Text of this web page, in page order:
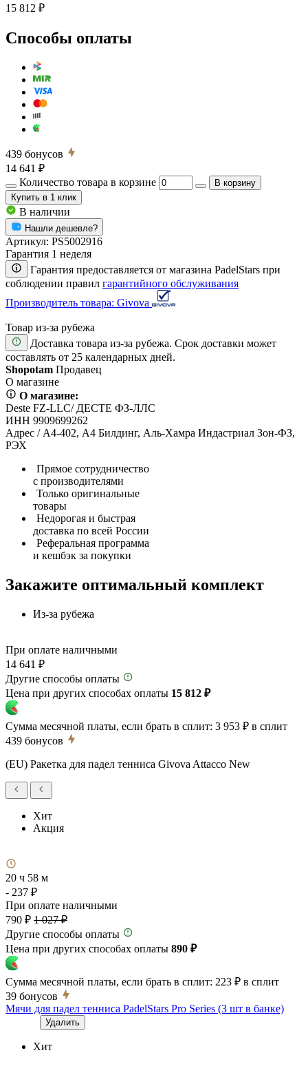
15 812 ₽
Способы оплаты
439 бонусов
14 641 ₽
Количество товара в корзине
В корзину
Купить в 1 клик
В наличии
Нашли дешевле?
Артикул: PS5002916
Гарантия 1 неделя
Гарантия предоставляется от магазина PadelStars при
соблюдении правил гарантийного обслуживания
Производитель товара: Givova
Товар из-за рубежа
Доставка товара из-за рубежа. Срок доставки может
составлять от 25 календарных дней.
Shopotam Продавец
О магазине
О магазине:
Deste FZ-LLC/ ДЕСТЕ ФЗ-ЛЛС
ИНН 9909699262
Адрес / А4-402, А4 Билдинг, Аль-Хамра Индастриал Зон-ФЗ,
РЭХ
Прямое сотрудничество
с производителями
Только оригинальные
товары
Недорогая и быстрая
доставка по всей России
Реферальная программа
и кешбэк за покупки
Закажите оптимальный комплект
Из-за рубежа
При оплате наличными
14 641 ₽
Другие способы оплаты
Цена при других способах оплаты 15 812 ₽
Сумма месячной платы, если брать в сплит: 3 953 ₽ в сплит
439 бонусов
(EU) Ракетка для падел тенниса Givova Attacco New
Хит
Акция
20 ч 58 м
- 237 ₽
При оплате наличными
790 ₽ 1 027 ₽
Другие способы оплаты
Цена при других способах оплаты 890 ₽
Сумма месячной платы, если брать в сплит: 223 ₽ в сплит
39 бонусов
Мячи для падел тенниса PadelStars Pro Series (3 шт в банке)
Удалить
Хит